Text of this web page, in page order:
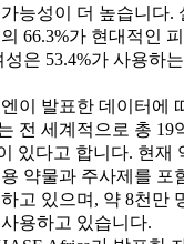
능성이 더 높습니다.
66.3%가 현대적인
은 53.4%가 사용하
이 발표한 데이터에
전 세계적으로 총 19
있다고 합니다. 현재
약물과 주사제를 포
고 있으며, 약 8천만
용하고 있습니다.